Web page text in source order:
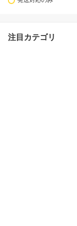
注目カテゴリ